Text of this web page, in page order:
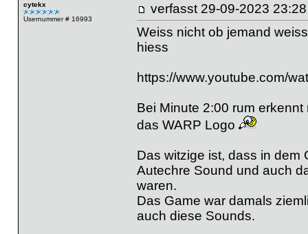
cytekx
Usernummer # 16993
verfasst 29-09-2023
Weiss nicht ob jemand
hiess
https://www.youtube.com/
Bei Minute 2:00 rum
das WARP Logo
Das witzige ist, dass in dem
Autechre Sound und auch
waren.
Das Game war damals
auch diese Sounds.